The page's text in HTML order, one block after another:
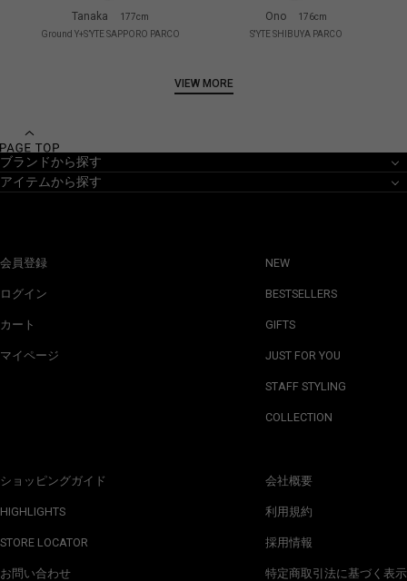
Tanaka
177cm
Ground Y+S’YTE SAPPORO PARCO
Ono
176cm
S'YTE SHIBUYA PARCO
VIEW MORE
ブランドから探す
アイテムから探す
会員登録
ログイン
カート
マイページ
ショッピングガイド
HIGHLIGHTS
STORE LOCATOR
お問い合わせ
NEW
BESTSELLERS
GIFTS
JUST FOR YOU
STAFF STYLING
COLLECTION
会社概要
利用規約
採用情報
特定商取引法に基づく表示